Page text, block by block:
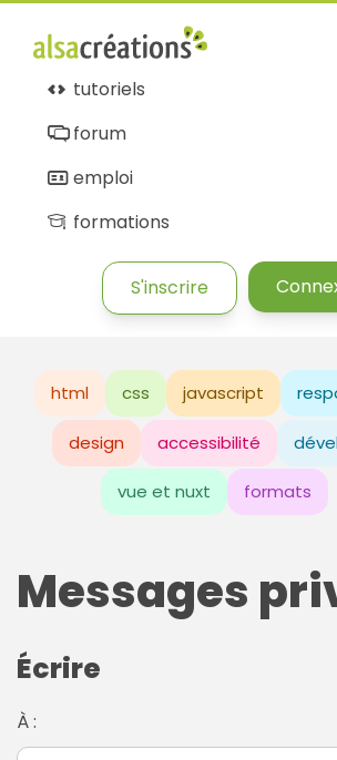
tutoriels
forum
emploi
formations
S'inscrire
html css javascript
design accessibilité
vue et nuxt formats
Messages
Écrire
À :